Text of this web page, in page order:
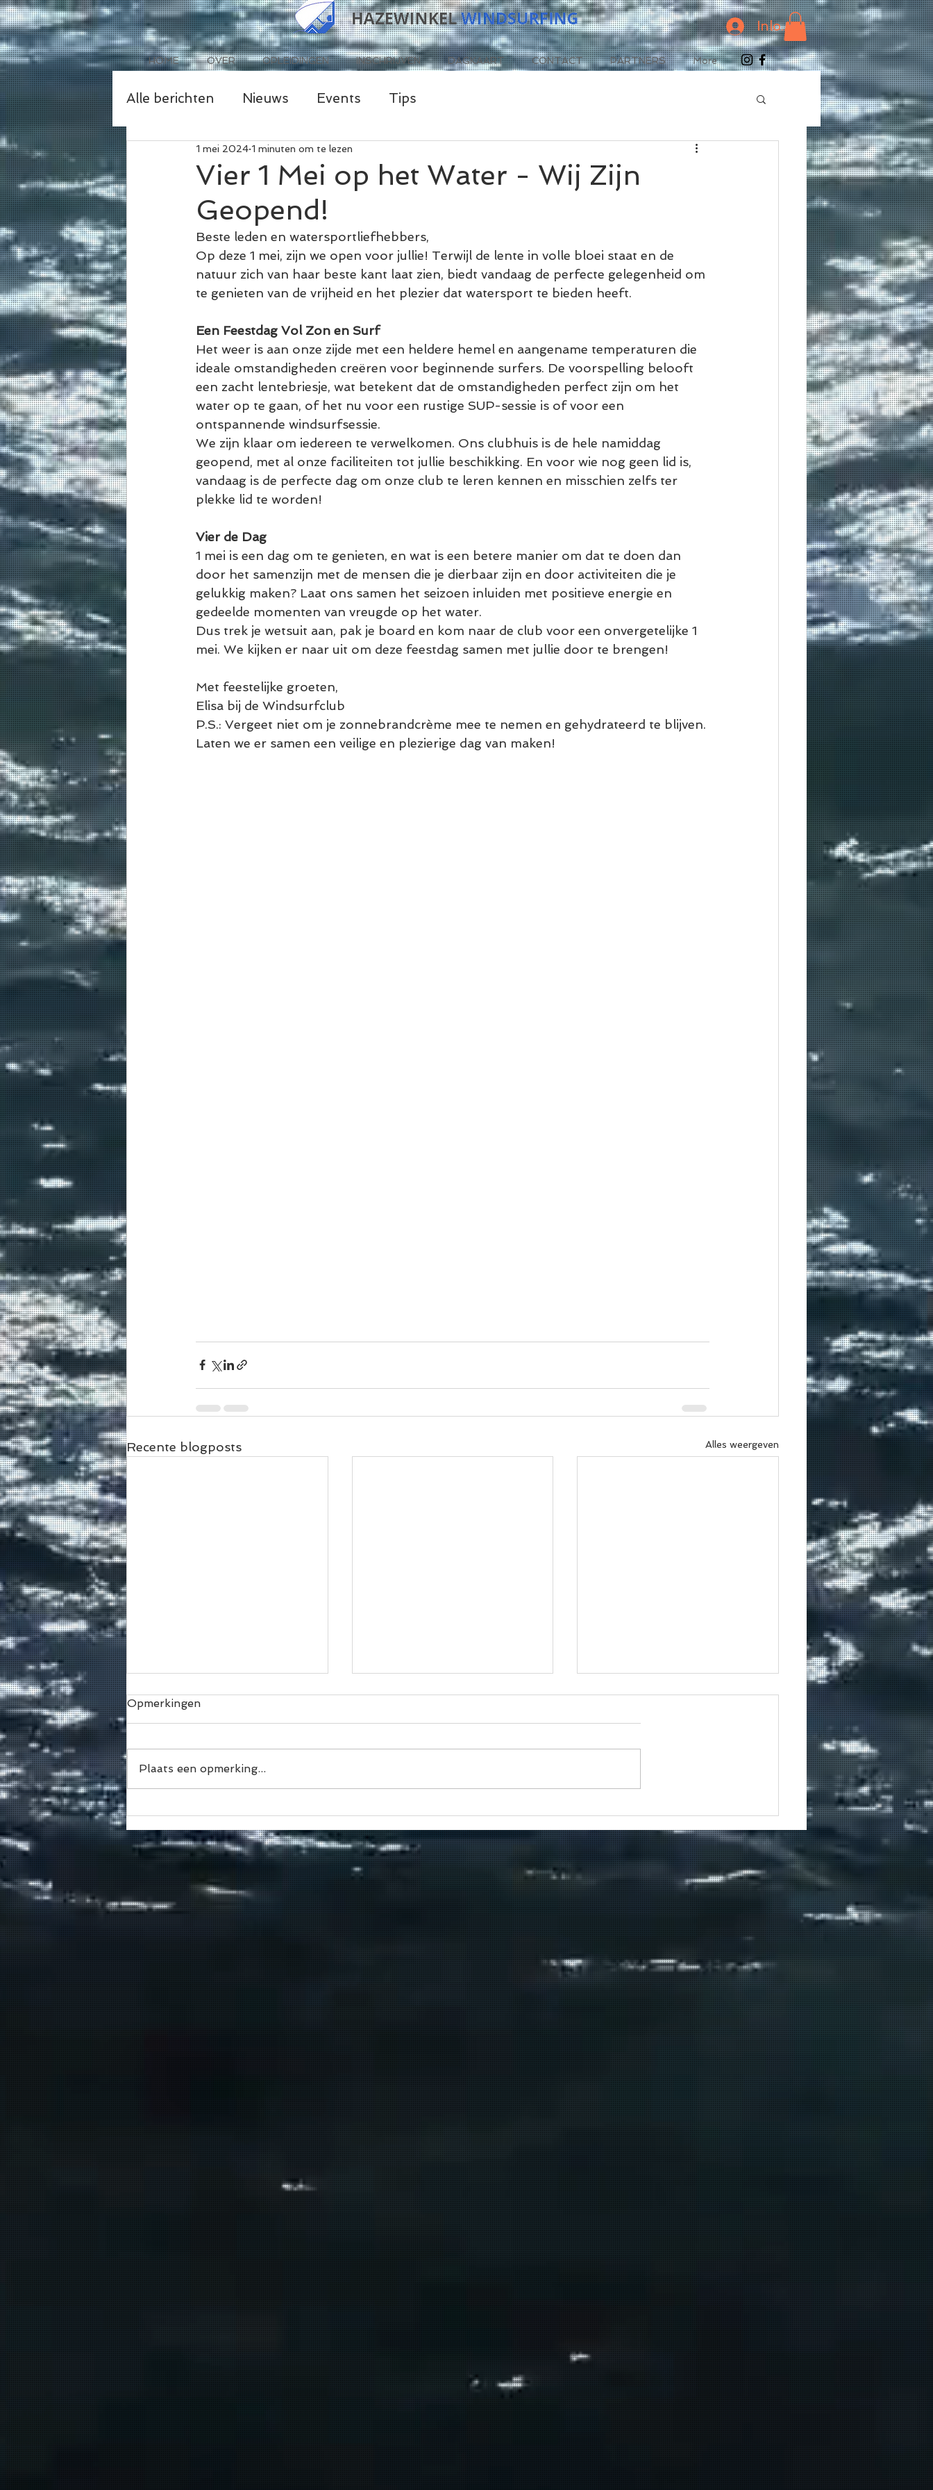
Inloggen
HOME OVER OPLEIDINGEN INSCHRIJVEN DAGKAART CONTACT PARTNERS More
Alle berichten Nieuws Events Tips
Vier 1 Mei op het Water - Wij Zijn
Geopend!
1 mei 2024 1 minuten om te lezen
Beste leden en watersportliefhebbers,
Op deze 1 mei, zijn we open voor jullie! Terwijl de lente in volle bloei staat en de
natuur zich van haar beste kant laat zien, biedt vandaag de perfecte gelegenheid om
te genieten van de vrijheid en het plezier dat watersport te bieden heeft.
Een Feestdag Vol Zon en Surf
Het weer is aan onze zijde met een heldere hemel en aangename temperaturen die
ideale omstandigheden creëren voor beginnende surfers. De voorspelling belooft
een zacht lentebriesje, wat betekent dat de omstandigheden perfect zijn om het
water op te gaan, of het nu voor een rustige SUP-sessie is of voor een
ontspannende windsurfsessie.
We zijn klaar om iedereen te verwelkomen. Ons clubhuis is de hele namiddag
geopend, met al onze faciliteiten tot jullie beschikking. En voor wie nog geen lid is,
vandaag is de perfecte dag om onze club te leren kennen en misschien zelfs ter
plekke lid te worden!
Vier de Dag
1 mei is een dag om te genieten, en wat is een betere manier om dat te doen dan
door het samenzijn met de mensen die je dierbaar zijn en door activiteiten die je
gelukkig maken? Laat ons samen het seizoen inluiden met positieve energie en
gedeelde momenten van vreugde op het water.
Dus trek je wetsuit aan, pak je board en kom naar de club voor een onvergetelijke 1
mei. We kijken er naar uit om deze feestdag samen met jullie door te brengen!
Met feestelijke groeten,
Elisa bij de Windsurfclub
P.S.: Vergeet niet om je zonnebrandcrème mee te nemen en gehydrateerd te blijven.
Laten we er samen een veilige en plezierige dag van maken!
Recente blogposts Alles weergeven
En nee… je team hoeft
nog niet compleet te zijn.
Hazewinkel
recreatiepark
Opmerkingen
Plaats een opmerking...